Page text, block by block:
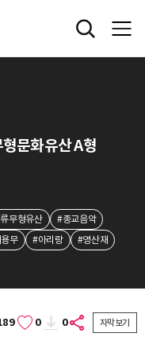
문화유산 A형
무형유산
#종교음악
무 #아리랑 #영산재
0 0 자막보기